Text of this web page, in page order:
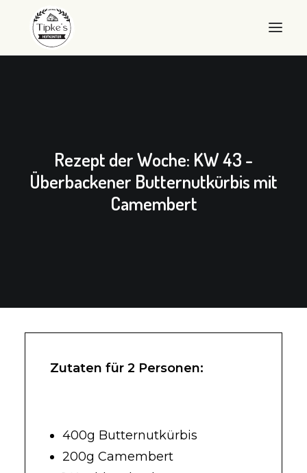
LANDEIER
LANDEIS
Rezept der Woche: KW 43 -
Überbackener Butternutkürbis mit
Camembert
Zutaten für 2 Personen:
400g Butternutkürbis
200g Camembert